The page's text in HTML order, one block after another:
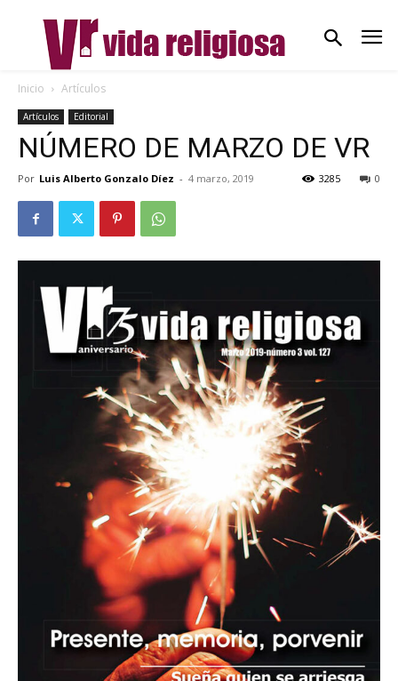
Inicio Artículos
Artículos Editorial
NÚMERO DE MARZO DE VR
Por Luis Alberto Gonzalo Díez - 4 marzo, 2019 0
3285